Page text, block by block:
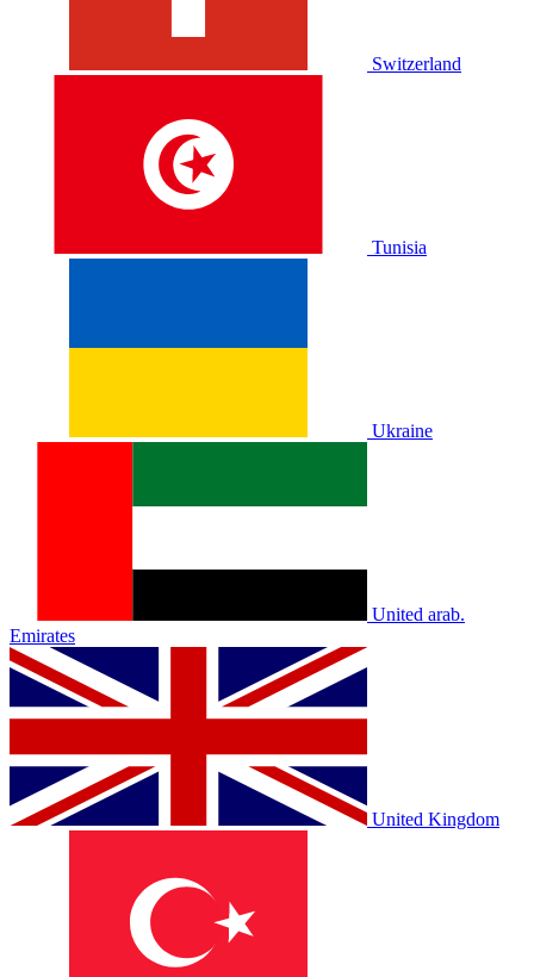
Switzerland
Tunisia
Ukraine
United arab.
Emirates
United Kingdom